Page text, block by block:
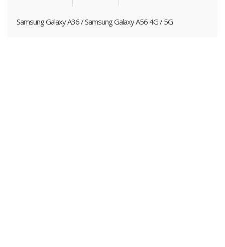
Samsung Galaxy A36 / Samsung Galaxy A56 4G / 5G